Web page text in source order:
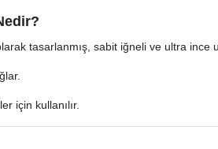
tasarlanmış, sabit iğneli ve ultra ince
için kullanılır.